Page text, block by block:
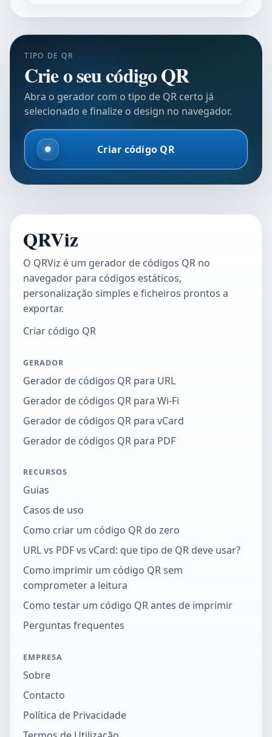
TIPO DE QR
Crie o seu código QR
Abra o gerador com o tipo de QR certo já
selecionado e finalize o design no navegador.
Criar código QR
QRViz
O QRViz é um gerador de códigos QR no
navegador para códigos estáticos,
personalização simples e ficheiros prontos a
exportar.
Criar código QR
GERADOR
Gerador de códigos QR para URL
Gerador de códigos QR para Wi-Fi
Gerador de códigos QR para vCard
Gerador de códigos QR para PDF
RECURSOS
Guias
Casos de uso
Como criar um código QR do zero
URL vs PDF vs vCard: que tipo de QR deve usar?
Como imprimir um código QR sem
comprometer a leitura
Como testar um código QR antes de imprimir
Perguntas frequentes
EMPRESA
Sobre
Contacto
Política de Privacidade